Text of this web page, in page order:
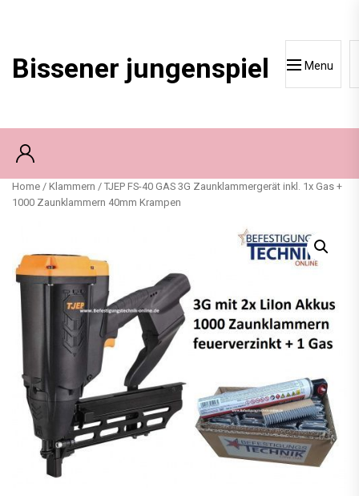
Bissener jungenspiel Menu
Home / Klammern / TJEP FS-40 GAS 3G Zaunklammergerät inkl. 1x Gas +
1000 Zaunklammern 40mm Krampen